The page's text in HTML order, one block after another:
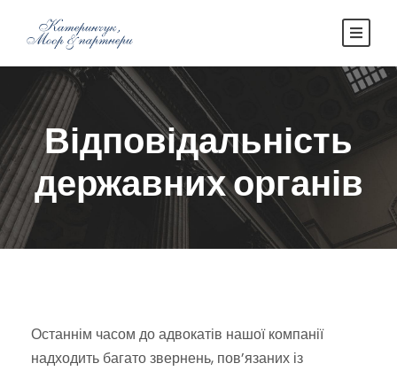
Відповідальність
державних органів
Останнім часом до адвокатів нашої компанії
надходить багато звернень, пов’язаних із